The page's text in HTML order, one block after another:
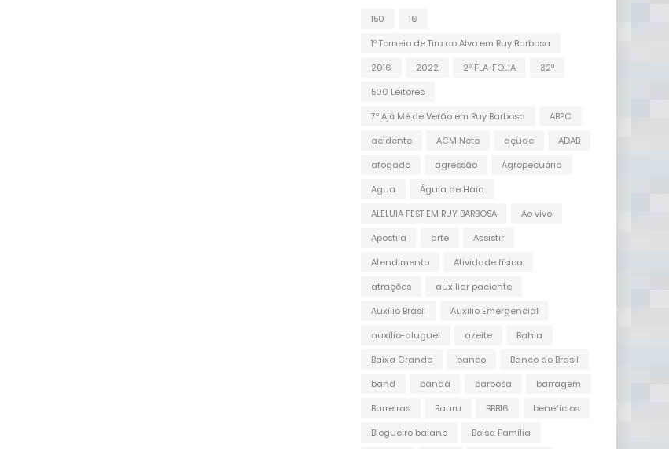
150
16
1º Torneio de Tiro ao Alvo em Ruy Barbosa
2016
2022 2º FLA-FOLIA
32ª
500 Leitores
7º Ajá Mé de Verão em Ruy Barbosa
ABPC
acidente
ACM Neto açude
ADAB
afogado
agressão
Agropecuária
Agua
Águia de Haia
ALELUIA FEST EM RUY BARBOSA
Ao vivo
Apostila
arte
Assistir
Atendimento
Atividade física
atrações
auxiliar paciente
Auxílio Brasil
Auxílio Emergencial
auxílio-aluguel
azeite
Bahia
Baixa Grande
banco
Banco do Brasil
band
banda barbosa
barragem
Barreiras
Bauru BBB16
benefícios
Blogueiro baiano
Bolsa Família